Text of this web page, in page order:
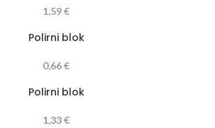
1,59€
Polirni blok
0,66€
Polirni blok
1,33€